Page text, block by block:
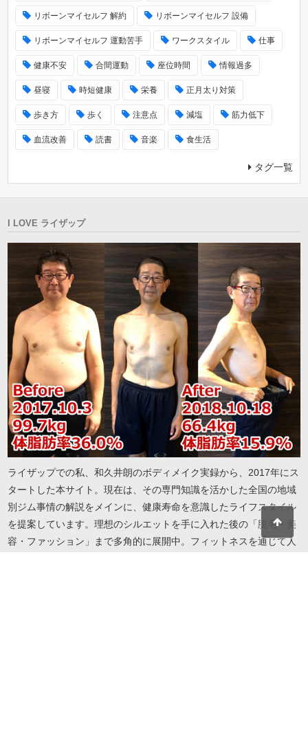
リボーンマイセルフ 解約 リボーンマイセルフ 設備
リボーンマイセルフ 運動苦手 ワークスタイル 仕事
健康不安 合間運動 座位時間 情報過多
昼寝 時短健康 栄養 正月太り対策
歩き方 歩く 注意点 減塩 筋力低下
血流改善 読書 音楽 食生活
タグ一覧
I LOVE ライザップ
ライザップでの私、和久井朗のボディメイク実録から、2017年にス
タートした本サイト。現在は、その専門知識を活かした全国の地域
別ジム事情の解説をメインに、健康寿命を意識したライフスタイル
を提案しています。理想のシルエットを手に入れた後の「脱毛・美
容・ファッション」まで多角的に展開中。フィットネスを通じて人